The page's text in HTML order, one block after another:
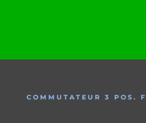
COMMUTATEUR 3 POS.